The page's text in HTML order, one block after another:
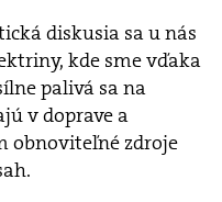
diskusia sa u nás
kde sme vďaka
palivá sa na
v doprave a
obnoviteľné zdroje